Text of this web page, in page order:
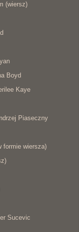
(wiersz)
Boyd
Kaye
Piaseczny
formie wiersza)
Sucevic